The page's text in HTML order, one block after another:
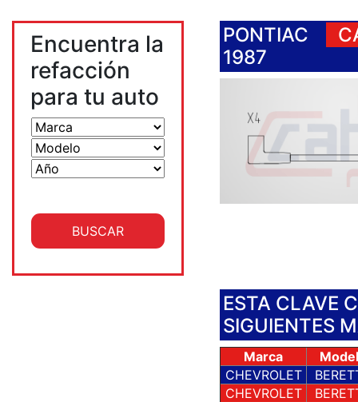
Encuentra la
refacción
para tu auto
PONTIAC
1987
ESTA CLAVE
SIGUIENTES
Marca
CHEVROLET
CHEVROLET